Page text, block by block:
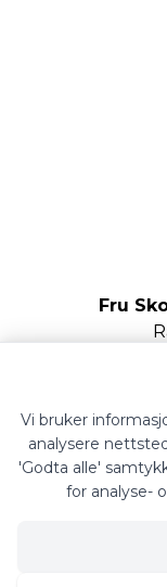
Fru
Vi bruker
analysere
'Godta alle'
for analyse-